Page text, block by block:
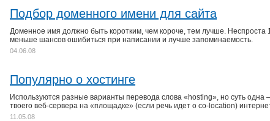
Подбор доменного имени для сайта
Доменное имя должно быть коротким, чем короче, тем лучше.
меньше шансов ошибиться при написании и лучше запоминаемость.
04.06.08
Популярно о хостинге
Используются разные варианты перевода слова «hosting», но суть
твоего веб-сервера на «площадке» (если речь идет о co-location)
11.05.08